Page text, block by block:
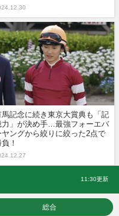
馬記念に続き東京大賞典も「記
力」が決め手…最強フォーエバ
ヤングから絞りに絞った2点で
！
11:30更新
総合